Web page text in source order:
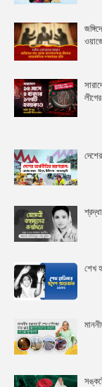
শেখ